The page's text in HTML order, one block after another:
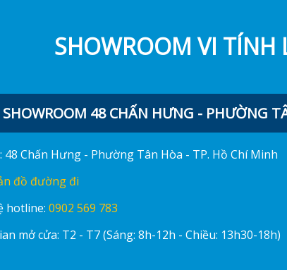
SHOWROOM VI TÍNH
SHOWROOM 48 CHẤN HƯNG - PHƯỜNG
48 Chấn Hưng - Phường Tân Hòa - TP. Hồ Chí Minh
đồ đường đi
hotline: 0902 569 783
mở cửa: T2 - T7 (Sáng: 8h-12h - Chiều: 13h30-18h)